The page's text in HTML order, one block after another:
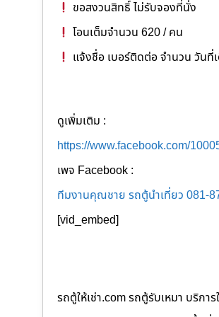
ขอสงวนสิทธิ์ ไม่รับจองที่นั่ง
โอนเต็มจำนวน 620 / คน
แจ้งชื่อ เบอร์ติดต่อ จำนวน วันที่
ดูเพิ่มเติม :
https://www.facebook.com/
เพจ Facebook :
ทีมงานคุณชาย รถตู้นำเที่ยว 081-
[vid_embed]
รถตู้ให้เช่า.com รถตู้รับเหมา บริก